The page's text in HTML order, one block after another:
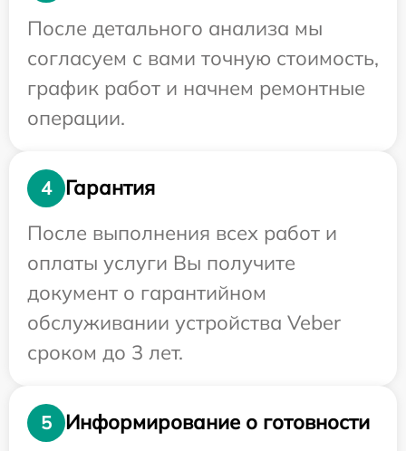
После детального анализа мы
согласуем с вами точную стоимость,
график работ и начнем ремонтные
операции.
4
Гарантия
После выполнения всех работ и
оплаты услуги Вы получите
документ о гарантийном
обслуживании устройства Veber
сроком до 3 лет.
5
Информирование о готовности